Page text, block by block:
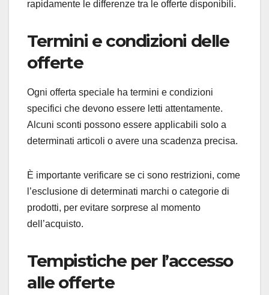
rapidamente le differenze tra le offerte disponibili.
Termini e condizioni delle
offerte
Ogni offerta speciale ha termini e condizioni
specifici che devono essere letti attentamente.
Alcuni sconti possono essere applicabili solo a
determinati articoli o avere una scadenza precisa.
È importante verificare se ci sono restrizioni, come
l’esclusione di determinati marchi o categorie di
prodotti, per evitare sorprese al momento
dell’acquisto.
Tempistiche per l’accesso
alle offerte